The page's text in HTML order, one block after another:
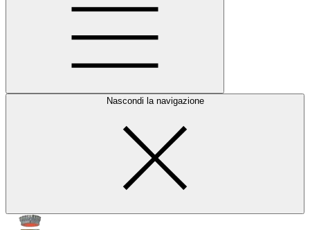
Nascondi la navigazione